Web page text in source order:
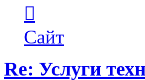
пользователя
Maks42
Сайт
Re: Услуги